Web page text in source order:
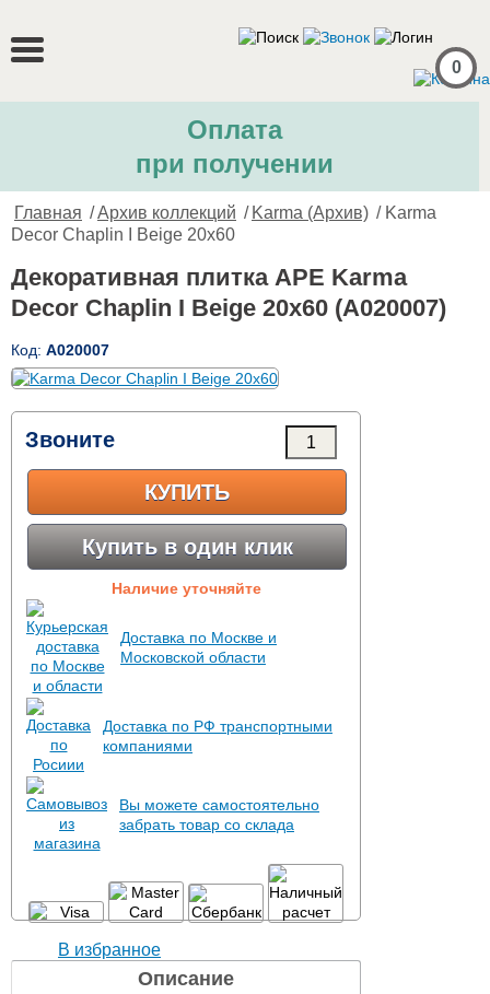
0
Оплата
при получении
Главная /Архив коллекций / Karma (Архив) / Karma
Decor Chaplin I Beige 20x60
Декоративная плитка APE Karma
Decor Chaplin I Beige 20x60 (A020007)
Код: A020007
Звоните
КУПИТЬ
Купить в один клик
Наличие уточняйте
Доставка по Москве и
Московской области
Доставка по РФ транспортными
компаниями
Вы можете самостоятельно
забрать товар со склада
В избранное
Описание